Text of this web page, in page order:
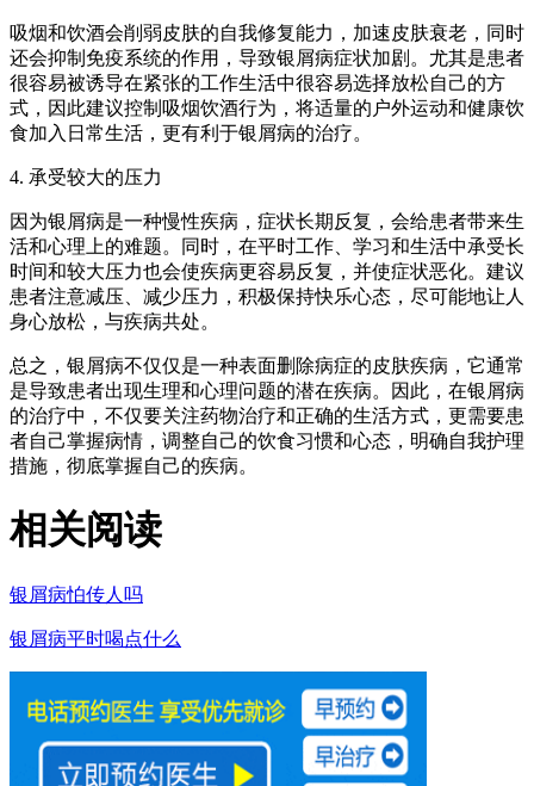
吸烟和饮酒会削弱皮肤的自我修复能力，加速皮肤衰老，同时
还会抑制免疫系统的作用，导致银屑病症状加剧。尤其是患者
很容易被诱导在紧张的工作生活中很容易选择放松自己的方
式，因此建议控制吸烟饮酒行为，将适量的户外运动和健康饮
食加入日常生活，更有利于银屑病的治疗。
4. 承受较大的压力
因为银屑病是一种慢性疾病，症状长期反复，会给患者带来生
活和心理上的难题。同时，在平时工作、学习和生活中承受长
时间和较大压力也会使疾病更容易反复，并使症状恶化。建议
患者注意减压、减少压力，积极保持快乐心态，尽可能地让人
身心放松，与疾病共处。
总之，银屑病不仅仅是一种表面删除病症的皮肤疾病，它通常
是导致患者出现生理和心理问题的潜在疾病。因此，在银屑病
的治疗中，不仅要关注药物治疗和正确的生活方式，更需要患
者自己掌握病情，调整自己的饮食习惯和心态，明确自我护理
措施，彻底掌握自己的疾病。
相关阅读
银屑病怕传人吗
银屑病平时喝点什么